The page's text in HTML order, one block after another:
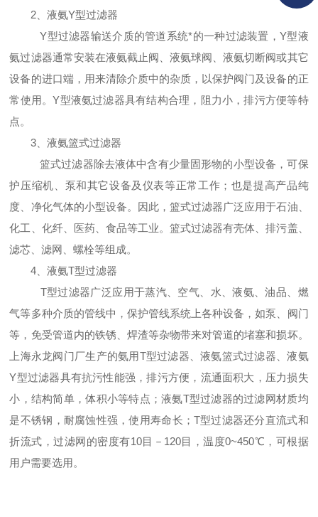
2、液氨Y型过滤器
Y型过滤器输送介质的管道系统*的一种过滤装置，Y型液
氨过滤器通常安装在液氨截止阀、液氨球阀、液氨切断阀或其它
设备的进口端，用来清除介质中的杂质，以保护阀门及设备的正
常使用。Y型液氨过滤器具有结构合理，阻力小，排污方便等特
点。
3、液氨篮式过滤器
篮式过滤器除去液体中含有少量固形物的小型设备，可保
护压缩机、泵和其它设备及仪表等正常工作；也是提高产品纯
度、净化气体的小型设备。因此，篮式过滤器广泛应用于石油、
化工、化纤、医药、食品等工业。篮式过滤器有壳体、排污盖、
滤芯、滤网、螺栓等组成。
4、液氨T型过滤器
T型过滤器广泛应用于蒸汽、空气、水、液氨、油品、燃
气等多种介质的管线中，保护管线系统上各种设备，如泵、阀门
等，免受管道内的铁锈、焊渣等杂物带来对管道的堵塞和损坏。
上海永龙阀门厂生产的氨用T型过滤器、液氨篮式过滤器、液氨
Y型过滤器具有抗污性能强，排污方便，流通面积大，压力损失
小，结构简单，体积小等特点；液氨T型过滤器的过滤网材质均
是不锈钢，耐腐蚀性强，使用寿命长；T型过滤器还分直流式和
折流式，过滤网的密度有10目－120目，温度0~450℃，可根据
用户需要选用。